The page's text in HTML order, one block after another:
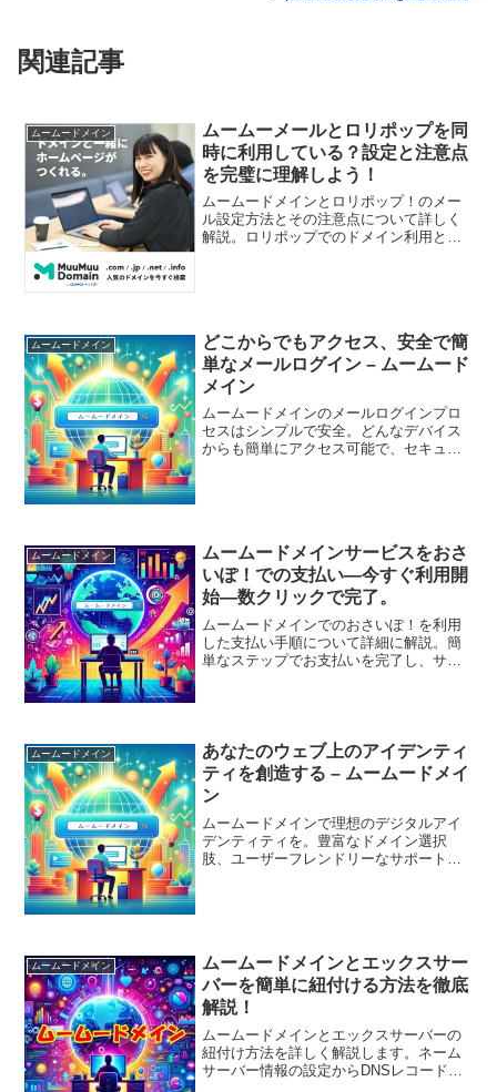
関連記事
ムームードメイン
ムームーメールとロリポップを同
時に利用している？設定と注意点
を完璧に理解しよう！
ムームードメインとロリポップ！のメー
ル設定方法とその注意点について詳しく
解説。ロリポップでのドメイン利用とム
ムームードメイン
どこからでもアクセス、安全で簡
単なメールログイン – ムームード
メイン
ムームードメインのメールログインプロ
セスはシンプルで安全。どんなデバイス
からも簡単にアクセス可能で、セキュリ
ムームードメイン
ムームードメインサービスをおさ
いぽ！での支払い—今すぐ利用開
始—数クリックで完了。
ムームードメインでのおさいぽ！を利用
した支払い手順について詳細に解説。簡
単なステップでお支払いを完了し、サー
ムームードメイン
あなたのウェブ上のアイデンティ
ティを創造する – ムームードメイ
ン
ムームードメインで理想のデジタルアイ
デンティティを。豊富なドメイン選択
肢、ユーザーフレンドリーなサポート、
ムームードメイン
ムームードメインとエックスサー
バーを簡単に紐付ける方法を徹底
解説！
ムームードメインとエックスサーバーの
紐付け方法を詳しく解説します。ネーム
サーバー情報の設定からDNSレコードの